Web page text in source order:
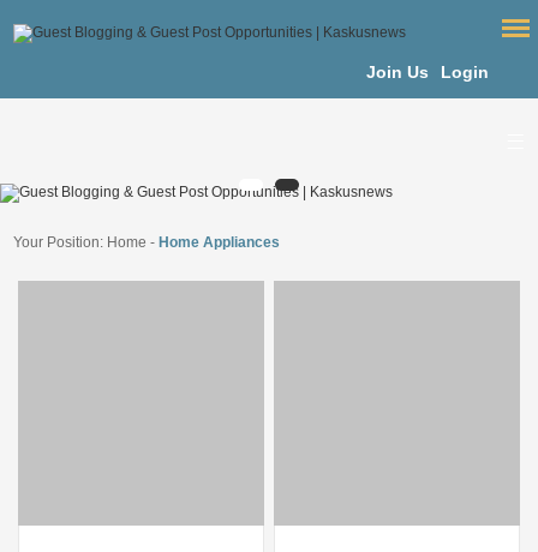
Join Us Login
Your Position: Home - Home Appliances